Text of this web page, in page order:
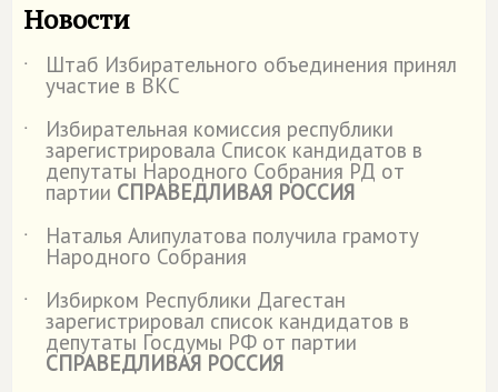
Новости
˙ Штаб Избирательного объединения принял
участие в ВКС
˙
Избирательная комиссия республики
зарегистрировала Список кандидатов в
депутаты Народного Собрания РД от
партии СПРАВЕДЛИВАЯ РОССИЯ
˙
Наталья Алипулатова получила грамоту
Народного Собрания
˙
Избирком Республики Дагестан
зарегистрировал список кандидатов в
депутаты Госдумы РФ от партии
СПРАВЕДЛИВАЯ РОССИЯ